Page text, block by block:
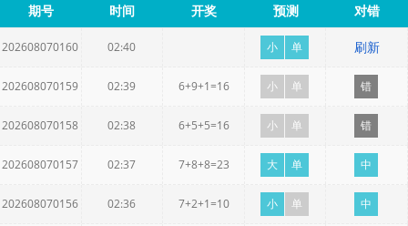
期号 时间 开奖 预测 对错
202608070160 02:40 小 单 刷新
202608070159 02:39 6+9+1=16 小 单 错
202608070158 02:38 6+5+5=16 小 单 错
202608070157 02:37 7+8+8=23 大 单 中
202608070156 02:36 7+2+1=10 小 单 中